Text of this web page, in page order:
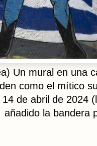
Un mural en una
como el mítico
de abril de 2024
añadido la bandera